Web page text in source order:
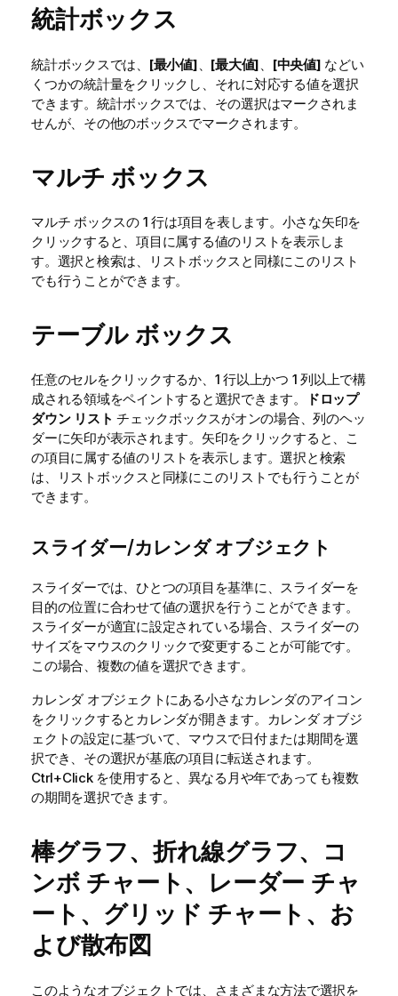
統計ボックス
統計ボックスでは、 [最小値] [最大値] [中央値] などい
くつかの統計量をクリックし、それに対応する値を選択
できます。統計ボックスでは、その選択はマークされま
せんが、その他のボックスでマークされます。
マルチ ボックス
マルチ ボックスの 1 行は項目を表します。小さな矢印を
クリックすると、項目に属する値のリストを表示しま
す。選択と検索は、リストボックスと同様にこのリスト
でも行うことができます。
テーブル ボックス
任意のセルをクリックするか、1 行以上かつ 1 列以上で構
成される領域をペイントすると選択できます。
ドロップ
ダウン リスト チェックボックスがオンの場合、列のヘッ
ダーに矢印が表示されます。矢印をクリックすると、こ
の項目に属する値のリストを表示します。選択と検索
は、リストボックスと同様にこのリストでも行うことが
できます。
スライダー/カレンダ オブジェクト
スライダーでは、ひとつの項目を基準に、スライダーを
目的の位置に合わせて値の選択を行うことができます。
スライダーが適宜に設定されている場合、スライダーの
サイズをマウスのクリックで変更することが可能です。
この場合、複数の値を選択できます。
カレンダ オブジェクトにある小さなカレンダのアイコン
をクリックするとカレンダが開きます。カレンダ オブジ
ェクトの設定に基づいて、マウスで日付または期間を選
択でき、その選択が基底の項目に転送されます。
Ctrl+Click を使用すると、異なる月や年であっても複数
の期間を選択できます。
棒グラフ、折れ線グラフ、コ
ンボ チャート、レーダー チャ
ート、グリッド チャート、お
よび散布図
このようなオブジェクトでは、さまざまな方法で選択を